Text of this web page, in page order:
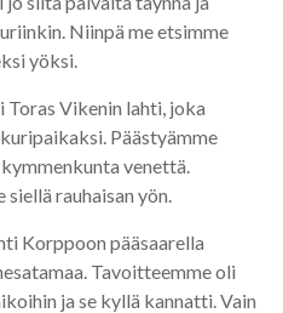
Niinpä me etsimme
yöksi.
Vikenin lahti, joka
Päästyämme
venettä.
rauhaisan yön.
Korppoon pääsaarella
Tavoitteemme oli
ja se kyllä kannatti. Vain